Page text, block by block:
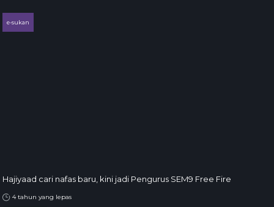
e-sukan
Hajiyaad cari nafas baru, kini jadi Pengurus SEM9 Free Fire
4 tahun yang lepas